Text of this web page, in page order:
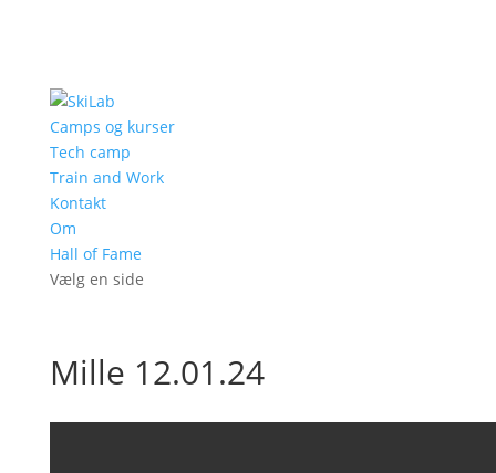
Camps og kurser
Tech camp
Train and Work
Kontakt
Om
Hall of Fame
Vælg en side
Mille 12.01.24